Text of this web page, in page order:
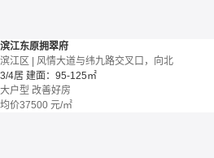
滨江东原拥翠府
滨江区 | 风情大道与纬九路交叉口，向北
3/4居 建面：95-125㎡
大户型 改善好房
均价37500 元/㎡